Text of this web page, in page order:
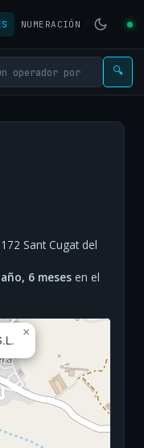
NUMERACIÓN
🔍
Sant Cugat del
6 meses en el
×